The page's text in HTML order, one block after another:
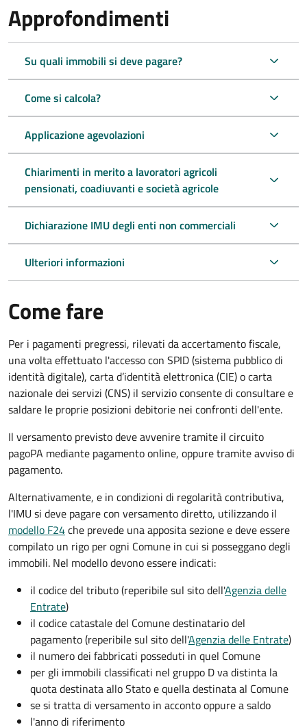
Approfondimenti
Su quali immobili si deve pagare?
Come si calcola?
Applicazione agevolazioni
Chiarimenti in merito a lavoratori agricoli
pensionati, coadiuvanti e società agricole
Dichiarazione IMU degli enti non commerciali
Ulteriori informazioni
Come fare
Per i pagamenti pregressi, rilevati da accertamento fiscale,
una volta effettuato l'accesso con SPID (sistema pubblico di
identità digitale), carta d’identità elettronica (CIE) o carta
nazionale dei servizi (CNS) il servizio consente di consultare e
saldare le proprie posizioni debitorie nei confronti dell'ente.
Il versamento previsto deve avvenire tramite il circuito
pagoPA mediante pagamento online, oppure tramite avviso di
pagamento.
Alternativamente, e in condizioni di regolarità contributiva,
l'IMU si deve pagarecon versamento diretto, utilizzando il
modello F24che prevede una apposita sezione e deve essere
compilato un rigo per ogni Comune in cui si posseggano degli
immobili. Nel modello devono essere indicati:
il codice del tributo(reperibile sul sito dell'Agenzia delle
Entrate)
il codice catastale del Comunedestinatario del
pagamento (reperibile sul sito dell'Agenzia delle Entrate)
il numero dei fabbricati posseduti in quel Comune
per gli immobili classificati nel gruppo D va distinta la
quota destinata allo Stato e quella destinata al Comune
se si tratta di versamento in acconto oppure a saldo
l'anno di riferimento